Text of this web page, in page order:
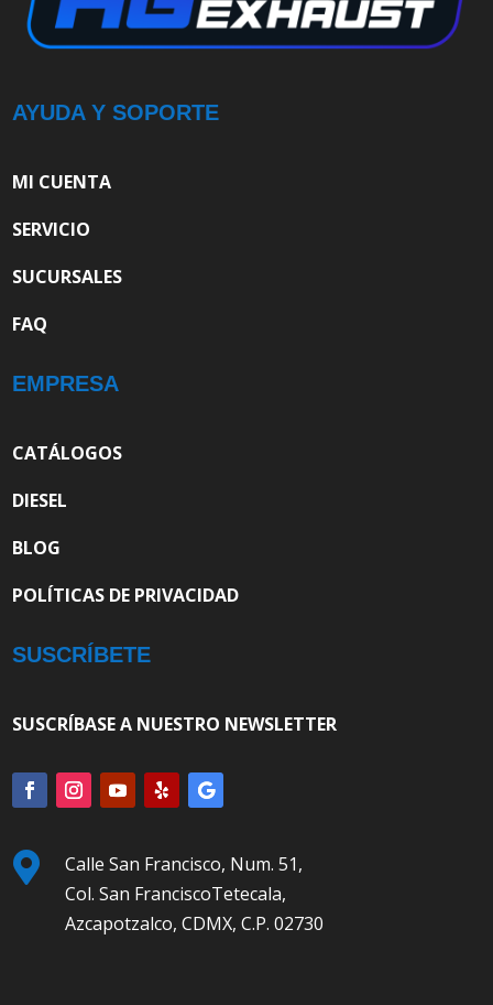
AYUDA Y SOPORTE
MI CUENTA
SERVICIO
SUCURSALES
FAQ
EMPRESA
CATÁLOGOS
DIESEL
BLOG
POLÍTICAS DE PRIVACIDAD
SUSCRÍBETE
SUSCRÍBASE A NUESTRO NEWSLETTER

Calle San Francisco, Num. 51,
Col. San FranciscoTetecala,
Azcapotzalco, CDMX, C.P. 02730